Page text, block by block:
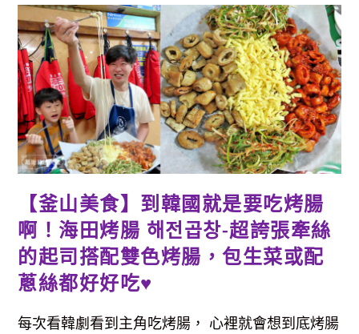
Busan
Pass)-
釜
山
自
由
行
必
備，
一
張
卡
可
免
費
玩
過
30
個
以
上
景
點，
旅
費
超
大！
【釜山美食】到韓國就是要吃烤腸
啊！海田烤腸 해전곱창-超誇張牽絲
的起司搭配雙色烤腸，包生菜或配
蔥絲都好好吃♥
每次看韓劇看到主角吃烤腸， 心裡就會想到底烤腸